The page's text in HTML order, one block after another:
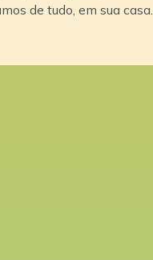
de tudo, em sua casa.